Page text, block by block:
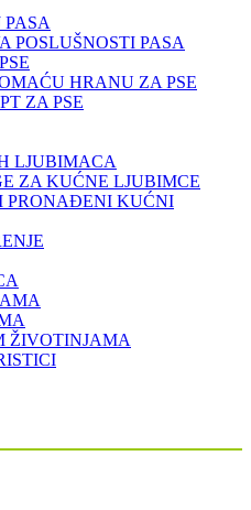
POSLUŠNOSTI PASA
HRANU ZA PSE
ZA PSE
LJUBIMACA
ZA KUĆNE LJUBIMCE
PRONAĐENI KUĆNI
ŽIVOTINJAMA